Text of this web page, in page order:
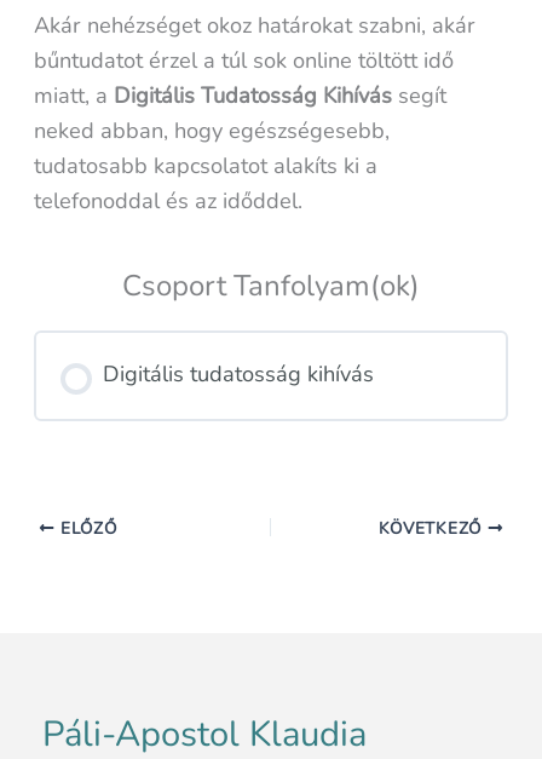
Akár nehézséget okoz határokat szabni, akár
bűntudatot érzel a túl sok online töltött idő
miatt, a Digitális Tudatosság Kihívás segít
neked abban, hogy egészségesebb,
tudatosabb kapcsolatot alakíts ki a
telefonoddal és az időddel.
Csoport Tanfolyam(ok)
Digitális tudatosság kihívás
ELŐZŐ
KÖVETKEZŐ
Páli-Apostol Klaudia